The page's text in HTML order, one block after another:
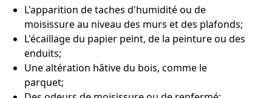
L'apparition de taches d'humidité ou de
moisissure au niveau des murs et des plafonds;
L'écaillage du papier peint, de la peinture ou des
enduits;
Une altération hâtive du bois, comme le
parquet;